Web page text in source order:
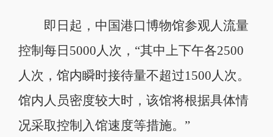
即日起，中国港口博物馆参观人流量
控制每日5000人次，“其中上下午各2500
人次，馆内瞬时接待量不超过1500人次。
馆内人员密度较大时，该馆将根据具体情
况采取控制入馆速度等措施。”